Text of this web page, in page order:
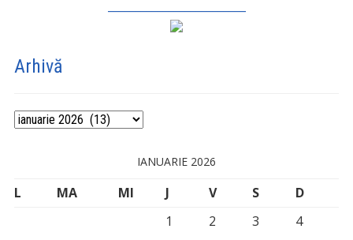
Arhivă
Arhivă
IANUARIE 2026
L MA MI J V S
D
1
2 3
4